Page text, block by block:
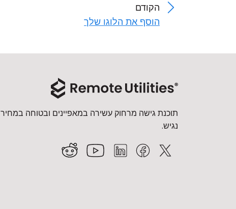
הקודם
הוסף את הלוגו שלך
תוכנת גישה מרחוק עשירה במאפיינים ובטוחה במחיר
נגיש.